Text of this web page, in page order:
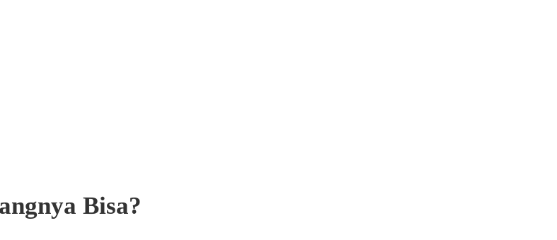
Bisa?